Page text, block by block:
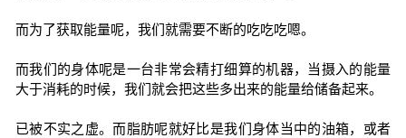
而为了获取能量呢，我们就需要不断的吃吃吃嗯。
而我们的身体呢是一台非常会精打细算的机器，当摄入的能量
大于消耗的时候，我们就会把这些多出来的能量给储备起来。
已被不实之虚。而脂肪呢就好比是我们身体当中的油箱，或者